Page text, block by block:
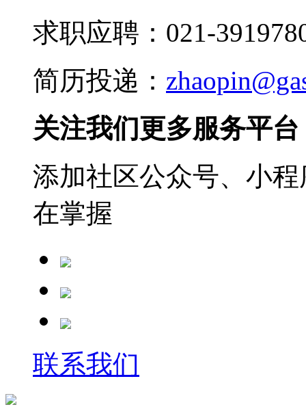
求职应聘：021-
简历投递：
关注我们更多服务平台
添加社区公众号、小
在掌握
联系我们